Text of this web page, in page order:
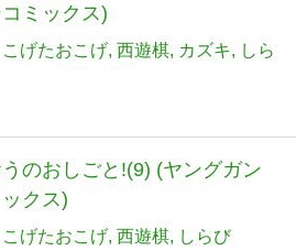
ミックス)
こげたおこげ 西遊棋 カズキ
しら
うのおしごと!(9) (ヤングガン
クス)
こげたおこげ 西遊棋 しらび